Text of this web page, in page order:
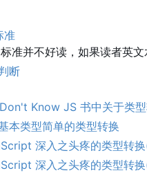
准
标准并不好读，如果读者英
断
Know JS 书中关于类
本类型简单的类型转换
深入之头疼的类型转
深入之头疼的类型转